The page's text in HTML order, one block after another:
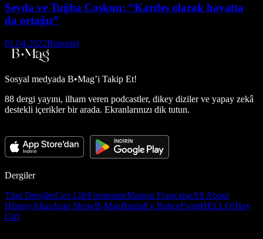
Şeyda ve Tuğba Coşkun: “Kardeş olarak hayatta
da ortağız”
01.04.2022Röportaj
Sosyal medyada B•Mag’i Takip Et!
88 dergi yayını, ilham veren podcastler, dikey diziler ve yapay zekâ
destekli içerikler bir arada. Ekranlarınızı dik tutun.
Dergiler
Tüm DergilerCeo LifeFormsanteMaison FrançaiseAll About
HistoryAtlasAuto ShowB-MagBurdaEv BahçeEvimHELLO!Hey
Girl